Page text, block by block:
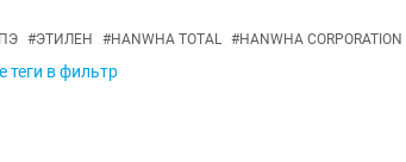
#ЭТИЛЕН #HANWHA TOTAL #HANWHA CORPORATION
теги в фильтр